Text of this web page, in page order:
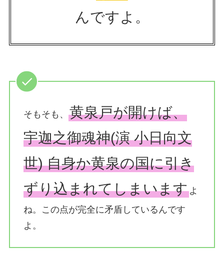
んですよ。
そもそも、 黄泉戸が開けば、
宇迦之御魂神(演 小日向文
世) 自身か黄泉の国に引き
ずり込まれてしまいますよ
ね。この点が完全に矛盾しているんです
よ。